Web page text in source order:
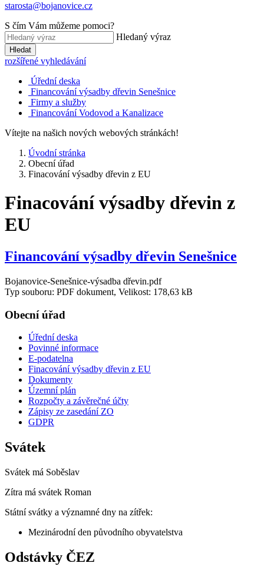
starosta@bojanovice.cz
S čím Vám můžeme pomoci?
Hledaný výraz
Hledat
rozšířené vyhledávání
Úřední deska
Financování výsadby dřevin Senešnice
Firmy a služby
Financování Vodovod a Kanalizace
Vítejte na našich nových webových stránkách!
Úvodní stránka
Obecní úřad
Finacování výsadby dřevin z EU
Finacování výsadby dřevin z
EU
Financování výsadby dřevin Senešnice
Bojanovice-Senešnice-výsadba dřevin.pdf
Typ souboru: PDF dokument, Velikost: 178,63 kB
Obecní úřad
Úřední deska
Povinné informace
E-podatelna
Finacování výsadby dřevin z EU
Dokumenty
Územní plán
Rozpočty a závěrečné účty
Zápisy ze zasedání ZO
GDPR
Svátek
Svátek má Soběslav
Zítra má svátek Roman
Státní svátky a významné dny na zítřek:
Mezinárodní den původního obyvatelstva
Odstávky ČEZ